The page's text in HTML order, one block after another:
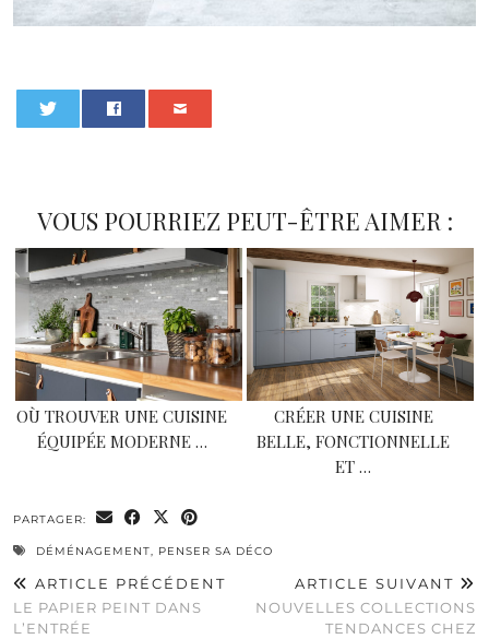
VOUS POURRIEZ PEUT-ÊTRE AIMER :
OÙ TROUVER UNE CUISINE
ÉQUIPÉE MODERNE …
CRÉER UNE CUISINE
BELLE, FONCTIONNELLE
ET …
PARTAGER:
DÉMÉNAGEMENT, PENSER SA DÉCO
ARTICLE PRÉCÉDENT
LE PAPIER PEINT DANS
L’ENTRÉE
ARTICLE SUIVANT
NOUVELLES COLLECTIONS
TENDANCES CHEZ